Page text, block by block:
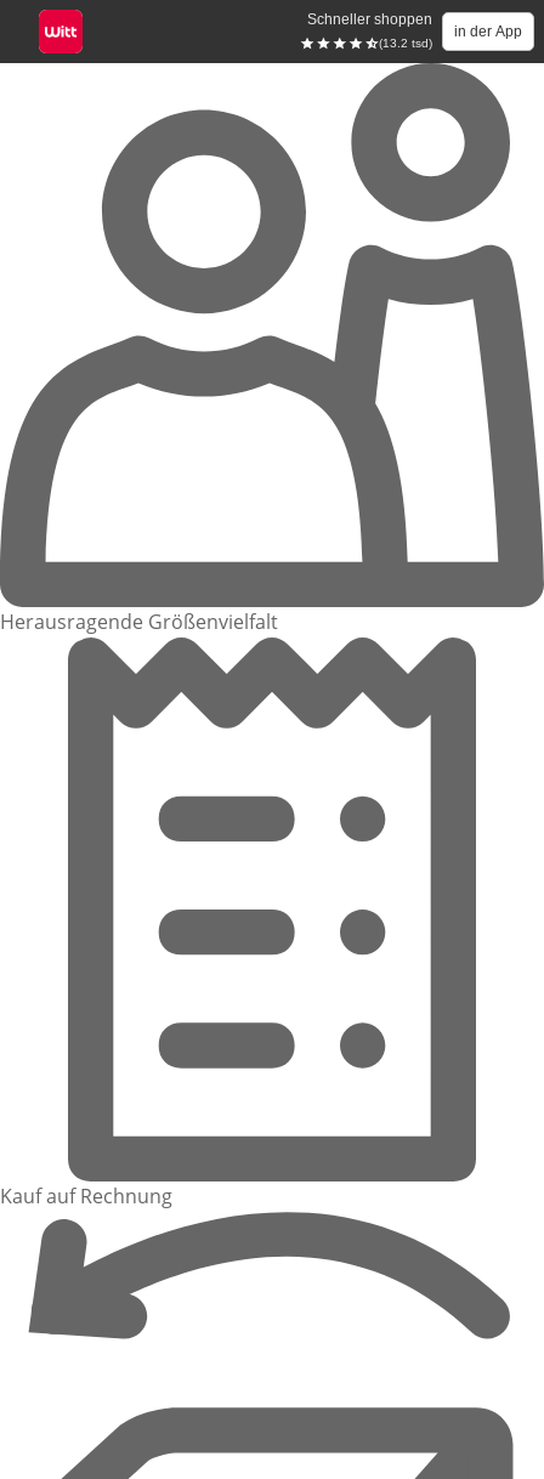
Schneller shoppen
(13.2 tsd)
in der App
Herausragende Größenvielfalt
Kauf auf Rechnung